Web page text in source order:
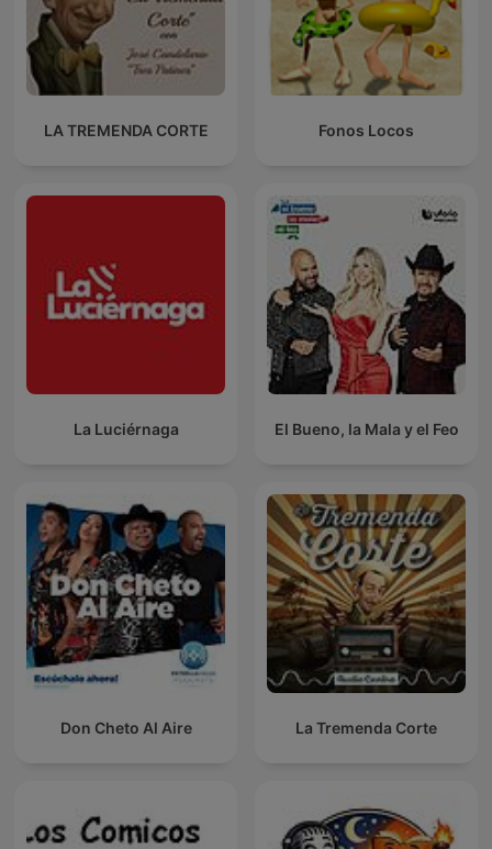
LA TREMENDA CORTE Fonos Locos
La Luciérnaga El Bueno, la Mala y el Feo
Don Cheto Al Aire La Tremenda Corte